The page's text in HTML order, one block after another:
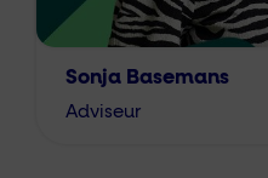
Sonja Basemans
Adviseur